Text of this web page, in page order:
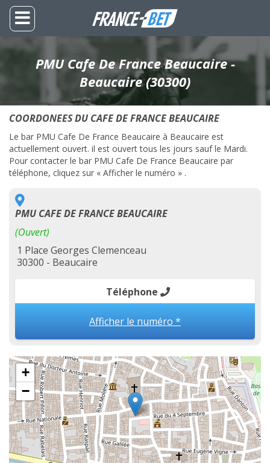
PMU Cafe De France Beaucaire -
Beaucaire (30300)
COORDONEES DU CAFE DE FRANCE BEAUCAIRE
Le bar PMU Cafe De France Beaucaire à Beaucaire est
actuellement ouvert. il est ouvert tous les jours sauf le Mardi.
Pour contacter le bar PMU Cafe De France Beaucaire par
téléphone, cliquez sur « Afficher le numéro » .
PMU CAFE DE FRANCE BEAUCAIRE
(Ouvert)
1 Place Georges Clemenceau
30300 - Beaucaire
Téléphone
Afficher le numéro *
+
−